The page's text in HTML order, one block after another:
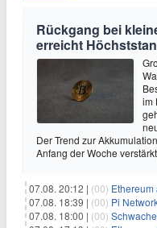
Rückgang bei
erreicht
im
Der Trend zur
Anfang der Woche
07.08. 20:12 | (00) Ethereum auf dem
07.08. 18:39 | (00) Pi Network
07.08. 18:00 | (00) Schwacher